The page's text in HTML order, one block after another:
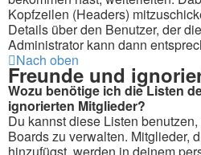
Kopfzeilen (Headers)
Details über den Benutzer, der
Administrator kann dann
Nach oben
Freunde und
Wozu benötige ich die Listen
ignorierten Mitglieder?
Du kannst diese Listen
Boards zu verwalten. Mitglieder,